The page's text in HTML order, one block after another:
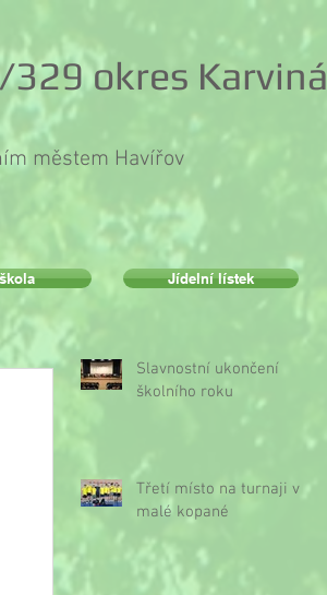
okres Karviná
městem Havířov
Slavnostní ukončení
školního roku
Třetí místo na turnaji v
malé kopané
Jídelní lístek